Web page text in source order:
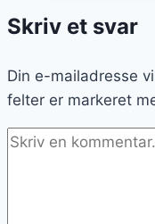
Skriv et svar
Din e-mailadresse
felter er markeret